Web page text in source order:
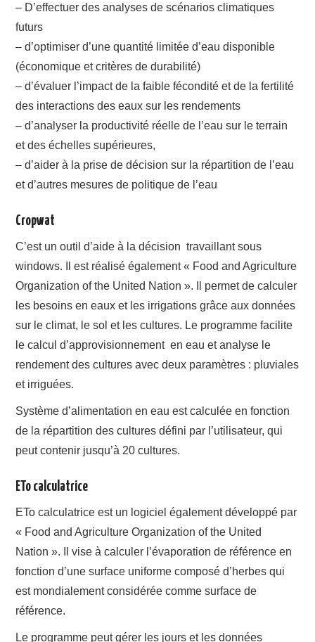
– D’effectuer des analyses de scénarios climatiques
futurs
– d’optimiser d’une quantité limitée d’eau disponible
(économique et critères de durabilité)
– d’évaluer l’impact de la faible fécondité et de la fertilité
des interactions des eaux sur les rendements
– d’analyser la productivité réelle de l’eau sur le terrain
et des échelles supérieures,
– d’aider à la prise de décision sur la répartition de l’eau
et d’autres mesures de politique de l’eau
Cropwat
C’est un outil d’aide à la décision travaillant sous
windows. Il est réalisé également « Food and Agriculture
Organization of the United Nation ». Il permet de calculer
les besoins en eaux et les irrigations grâce aux données
sur le climat, le sol et les cultures. Le programme facilite
le calcul d’approvisionnement en eau et analyse le
rendement des cultures avec deux paramètres : pluviales
et irriguées.
Système d’alimentation en eau est calculée en fonction
de la répartition des cultures défini par l’utilisateur, qui
peut contenir jusqu’à 20 cultures.
ETo calculatrice
ETo calculatrice est un logiciel également développé par
« Food and Agriculture Organization of the United
Nation ». Il vise à calculer l’évaporation de référence en
fonction d’une surface uniforme composé d’herbes qui
est mondialement considérée comme surface de
référence.
Le programme peut gérer les jours et les données